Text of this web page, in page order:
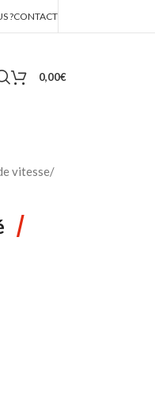
?CONTACT
0,00€
vitesse/
/